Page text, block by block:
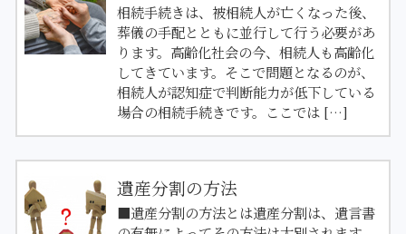
相続手続きは、被相続人が亡くなった後、
葬儀の手配とともに並行して行う必要があ
ります。高齢化社会の今、相続人も高齢化
してきています。そこで問題となるのが、
相続人が認知症で判断能力が低下している
場合の相続手続きです。ここでは […]
遺産分割の方法
■遺産分割の方法とは遺産分割は、遺言書